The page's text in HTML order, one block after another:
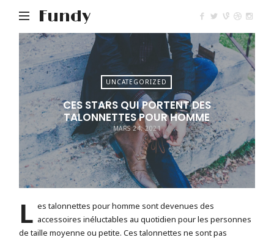
Fundy
UNCATEGORIZED
CES STARS QUI PORTENT DES
TALONNETTES POUR HOMME
MARS 24, 2021
L es talonnettes pour homme sont devenues des
accessoires inéluctables au quotidien pour les personnes
de taille moyenne ou petite. Ces talonnettes ne sont pas